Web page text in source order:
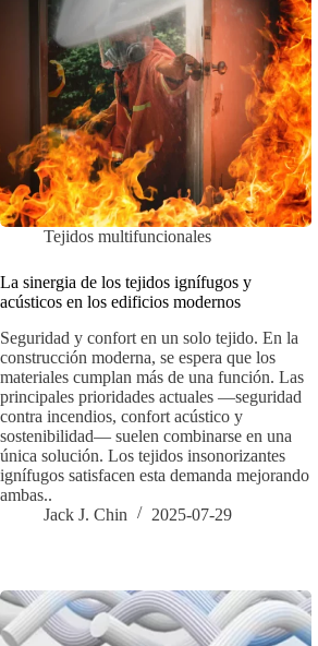
Tejidos multifuncionales
La sinergia de los tejidos ignífugos y
acústicos en los edificios modernos
Seguridad y confort en un solo tejido. En la
construcción moderna, se espera que los
materiales cumplan más de una función. Las
principales prioridades actuales —seguridad
contra incendios, confort acústico y
sostenibilidad— suelen combinarse en una
única solución. Los tejidos insonorizantes
ignífugos satisfacen esta demanda mejorando
ambas..
Jack J. Chin
2025-07-29